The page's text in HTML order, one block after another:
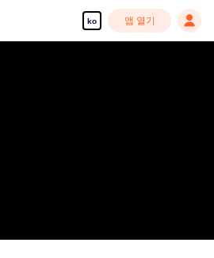
ko 앱 열기